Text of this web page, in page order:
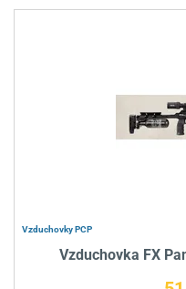
Vzduchovky PCP
Vzduchovka FX